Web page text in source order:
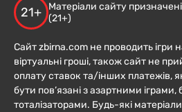
21+
Матеріали сайту
(21+)
Сайт zbirna.com не проводить ігри
віртуальні гроші, також сайт не
оплату ставок та/інших платежів,
бути пов’язані з азартними
тоталізаторами. Будь-які